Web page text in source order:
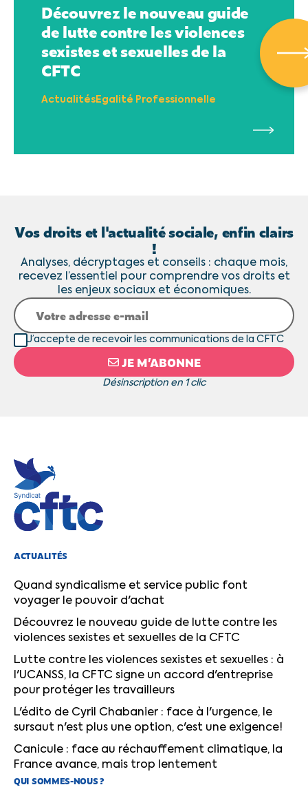
Découvrez le nouveau guide
de lutte contre les violences
sexistes et sexuelles de la
CFTC
ActualitésEgalité Professionnelle
Vos droits et l'actualité sociale, enfin clairs
!
Analyses, décryptages et conseils : chaque mois,
recevez l’essentiel pour comprendre vos droits et
les enjeux sociaux et économiques.
JE M’ABONNE
Désinscription en 1 clic
J’accepte de recevoir les communications de la CFTC
ACTUALITÉS
Quand syndicalisme et service public font
voyager le pouvoir d'achat
Découvrez le nouveau guide de lutte contre les
violences sexistes et sexuelles de la CFTC
Lutte contre les violences sexistes et sexuelles : à
l'UCANSS, la CFTC signe un accord d'entreprise
pour protéger les travailleurs
L'édito de Cyril Chabanier : face à l'urgence, le
sursaut n'est plus une option, c'est une exigence!
Canicule : face au réchauffement climatique, la
France avance, mais trop lentement
QUI SOMMES-NOUS ?